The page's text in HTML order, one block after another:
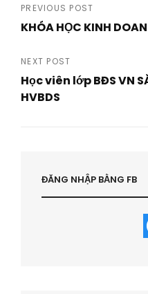
Post
navigation
PREVIOUS POST
KHÓA HỌC KINH
Post
NEXT POST
Học viên lớp BĐS VN
HVBDS
ĐĂNG NHẬP BẰNG FB